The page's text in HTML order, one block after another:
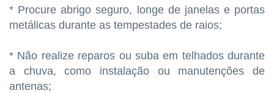
* Procure abrigo seguro, longe de janelas e portas
metálicas durante as tempestades de raios;
* Não realize reparos ou suba em telhados durante
a chuva, como instalação ou manutenções de
antenas;